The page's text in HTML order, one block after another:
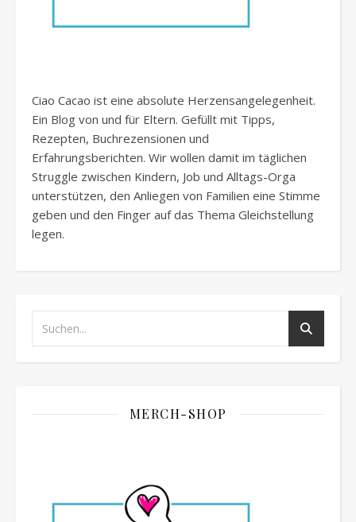
Ciao Cacao ist eine absolute Herzensangelegenheit.
Ein Blog von und für Eltern. Gefüllt mit Tipps,
Rezepten, Buchrezensionen und
Erfahrungsberichten. Wir wollen damit im täglichen
Struggle zwischen Kindern, Job und Alltags-Orga
unterstützen, den Anliegen von Familien eine Stimme
geben und den Finger auf das Thema Gleichstellung
legen.
MERCH-SHOP